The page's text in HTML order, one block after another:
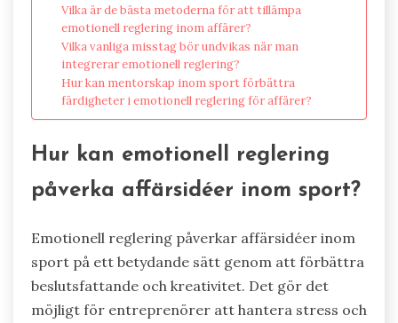
Vilka är de bästa metoderna för att tillämpa
emotionell reglering inom affärer?
Vilka vanliga misstag bör undvikas när man
integrerar emotionell reglering?
Hur kan mentorskap inom sport förbättra
färdigheter i emotionell reglering för affärer?
Hur kan emotionell reglering
påverka affärsidéer inom sport?
Emotionell reglering påverkar affärsidéer inom
sport på ett betydande sätt genom att förbättra
beslutsfattande och kreativitet. Det gör det
möjligt för entreprenörer att hantera stress och